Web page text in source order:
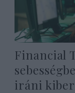
Financial
iráni